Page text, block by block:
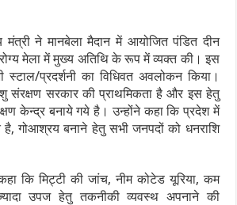
मंत्री ने मानबेला मैदान में आयोजित पंडित दीन
मेला में मुख्य अतिथि के रूप में व्यक्त की। इस
प्रदर्शनी का विधिवत अवलोकन किया।
संरक्षण सरकार की प्राथमिकता है और इस हेतु
केन्द्र बनाये गये है। उन्होंने कहा कि प्रदेश में
है, गोआश्रय बनाने हेतु सभी जनपदों को धनराशि
कि मिट्टी की जांच, नीम कोटेड यूरिया, कम
उपज हेतु तकनीकी व्यवस्थ अपनाने की